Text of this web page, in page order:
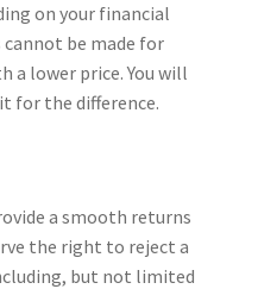
on your financial
be made for
a lower price. You will
for the difference.
a smooth returns
the right to reject a
but not limited